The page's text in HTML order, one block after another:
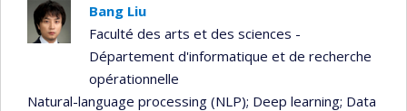
Bang Liu
Faculté des arts et des sciences -
Département d'informatique et de recherche
opérationnelle
Natural-language processing (NLP); Deep learning; Data